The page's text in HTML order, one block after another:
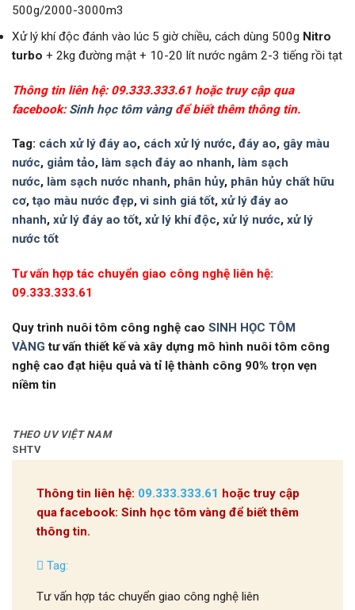
500g/2000-3000m3
Xử lý khí độc đánh vào lúc 5 giờ chiều, cách dùng 500g Nitro
turbo + 2kg đường mật + 10-20 lít nước ngâm 2-3 tiếng rồi tạt
Thông tin liên hệ: 09.333.333.61 hoặc truy cập qua
facebook: Sinh học tôm vàng để biết thêm thông tin.
Tag: cách xử lý đáy ao, cách xử lý nước, đáy ao, gây màu
nước, giảm tảo, làm sạch đáy ao nhanh, làm sạch
nước, làm sạch nước nhanh, phân hủy, phân hủy chất hữu
cơ,tạo màu nước đẹp,vi sinh giá tốt, xử lý đáy ao
nhanh, xử lý đáy ao tốt, xử lý khí độc, xử lý nước, xử lý
nước tốt
Tư vấn hợp tác chuyển giao công nghệ liên hệ:
09.333.333.61
Quy trình nuôi tôm công nghệ cao SINH HỌC TÔM
VÀNG tư vấn thiết kế và xây dựng mô hình nuôi tôm công
nghệ cao đạt hiệu quả và tỉ lệ thành công 90% trọn vẹn
niềm tin
THEO UV VIỆT NAM
SHTV
Thông tin liên hệ: 09.333.333.61 hoặc truy cập
qua facebook: Sinh học tôm vàng để biết thêm
thông tin.
Tag:
Tư vấn hợp tác chuyển giao công nghệ liên